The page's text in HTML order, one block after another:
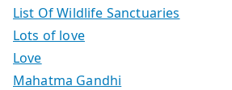
List Of Wildlife Sanctuaries
Lots of love
Love
Mahatma Gandhi